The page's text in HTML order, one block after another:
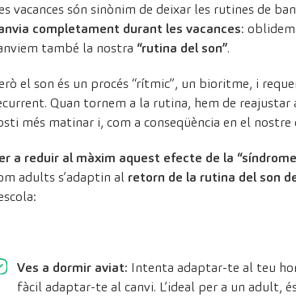
vacances són sinònim de deixar les rutines de
completament durant les vacances:
també la nostra “rutina del son”.
el son és un procés “rítmic”, un bioritme, i
Quan tornem a la rutina, hem de
més matinar i, com a conseqüència en el
a reduir al màxim aquest efecte de la
adults s’adaptin al retorn de la rutina del son
Ves a dormir aviat: Intenta adaptar-te al teu
fàcil adaptar-te al canvi. L’ideal per a un adult,